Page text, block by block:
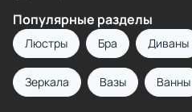
Популярные разделы
Люстры Бра Диваны
Зеркала Вазы Ванны